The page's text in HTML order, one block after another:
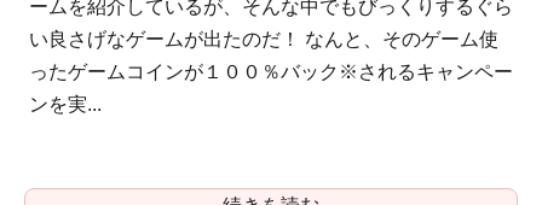
ームを紹介しているが、そんな中でもびっくりするぐら
い良さげなゲームが出たのだ！ なんと、そのゲーム使
ったゲームコインが１００％バック※されるキャンペー
ンを実...